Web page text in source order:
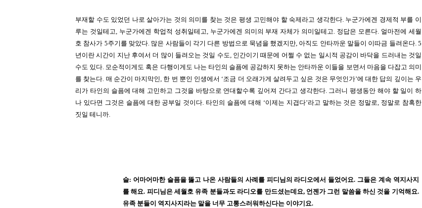
부재할 수도 있었던 나로 살아가는 것의 의미를 찾는 것은 평생 고민해야 할 숙제라고 생각한다. 누군가에겐 경제적 부를 이
루는 것일테고, 누군가에겐 학업적 성취일테고, 누군가에겐 의미의 부재 자체가 의미일테고. 정답은 모른다. 얼마전에 세월
호 참사가 5주기를 맞았다. 많은 사람들이 각기 다른 방법으로 묵념을 했겠지만, 아직도 안타까운 말들이 이따금 들려온다. 5
년이란 시간이 지난 후여서 더 많이 들려오는 것일 수도, 인간이기 때문에 어쩔 수 없는 일시적 공감이 바닥을 드러내는 것일
수도 있다. 모순적이게도 혹은 다행이게도 나는 타인의 슬픔에 공감하지 못하는 안타까운 이들을 보면서 마음을 다잡고 의미
를 찾는다. 매 순간이 마지막인, 한 번 뿐인 인생에서 ‘조금 더 오래가게 살려두고 싶은 것은 무엇인가’에 대한 답의 깊이는 우
리가 타인의 슬픔에 대해 고민하고 그것을 바탕으로 연대할수록 깊어져 간다고 생각한다. 그러니 평생동안 해야 할 일이 하
나 있다면 그것은 슬픔에 대한 공부일 것이다. 타인의 슬픔에 대해 ‘이제는 지겹다’라고 말하는 것은 정말로, 정말로 참혹한
짓일 테니까.
슬: 어마어마한 슬픔을 뚫고 나온 사람들의 사례를 피디님의 라디오에서 들었어요. 그들은 계속 역지사지
를 해요. 피디님은 세월호 유족 분들과도 라디오를 만드셨는데요, 언젠가 그런 말씀을 하신 것을 기억해요.
유족 분들이 역지사지라는 말을 너무 고통스러워하신다는 이야기요.